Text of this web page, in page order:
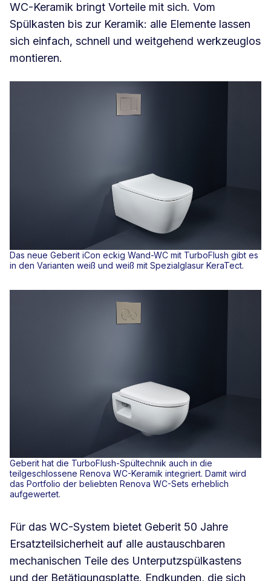
WC-Keramik bringt Vorteile mit sich. Vom
Spülkasten bis zur Keramik: alle Elemente lassen
sich einfach, schnell und weitgehend werkzeuglos
montieren.
Das neue Geberit iCon eckig Wand-WC mit TurboFlush gibt es
in den Varianten weiß und weiß mit Spezialglasur KeraTect.
Geberit hat die TurboFlush-Spültechnik auch in die
teilgeschlossene Renova WC-Keramik integriert. Damit wird
das Portfolio der beliebten Renova WC-Sets erheblich
aufgewertet.
Für das WC-System bietet Geberit 50 Jahre
Ersatzteilsicherheit auf alle austauschbaren
mechanischen Teile des Unterputzspülkastens
und der Betätigungsplatte. Endkunden, die sich